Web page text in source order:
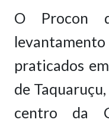
O Procon
praticados
de
centro da